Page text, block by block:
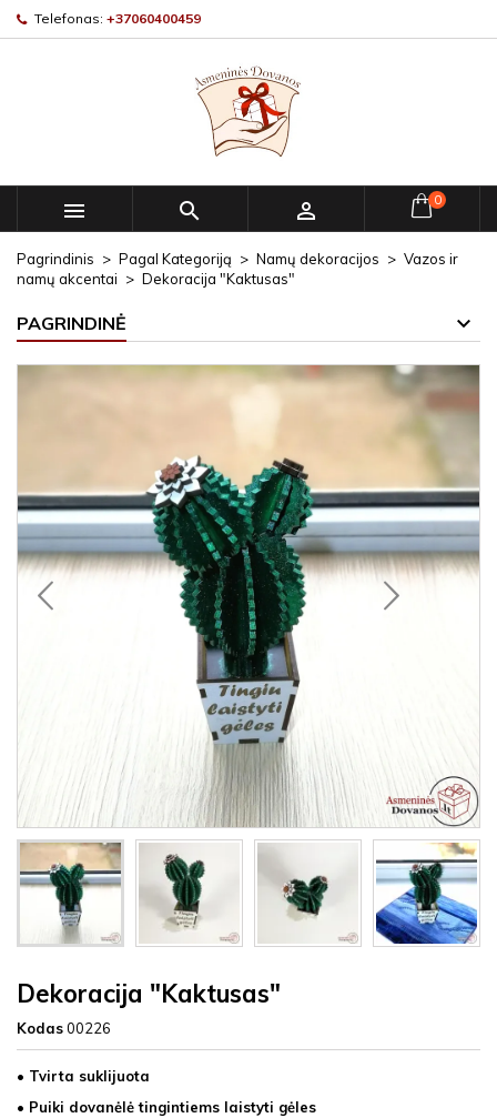
Telefonas: +37060400459
   0
Pagrindinis Pagal Kategoriją Namų dekoracijos
Vazos ir
namų akcentai
Dekoracija "Kaktusas"
PAGRINDINĖ
Dekoracija "Kaktusas"
Kodas00226
• Tvirta suklijuota
• Puiki dovanėlė tingintiems laistyti gėles